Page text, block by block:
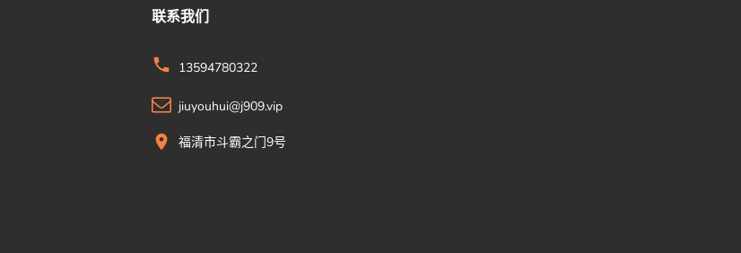
联系我们
13594780322
jiuyouhui@j909.vip
福清市斗霸之门9号